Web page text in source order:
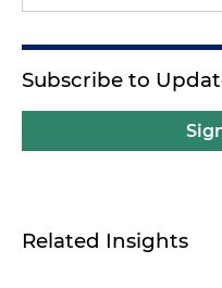
Subscribe to
Related Insights